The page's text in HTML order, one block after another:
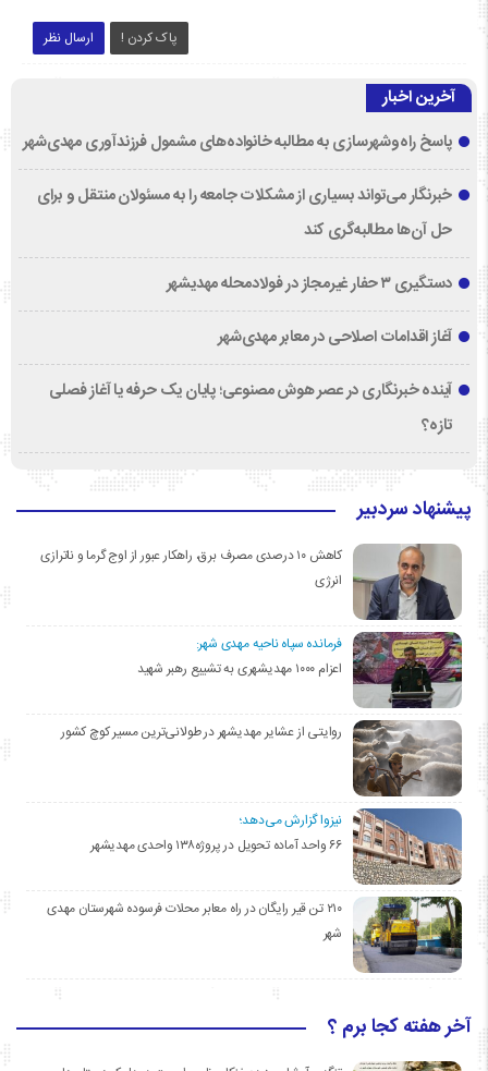
ارسال نظر پاک کردن !
آخرین اخبار
پاسخ راه‌وشهرسازی به مطالبه خانواده‌های مشمول فرزندآوری مهدی‌شهر
خبرنگار می‌تواند بسیاری از مشکلات جامعه را به مسئولان منتقل و برای
حل آن‌ها مطالبه‌گری کند
دستگیری ۳ حفار غیرمجاز در فولادمحله مهدیشهر
آغاز اقدامات اصلاحی در معابر مهدی‌شهر
آینده خبرنگاری در عصر هوش مصنوعی؛ پایان یک حرفه یا آغاز فصلی
تازه؟
پیشنهاد سردبیر
کاهش ۱۰ درصدی مصرف برق، راهکار عبور از اوج گرما و ناترازی
انرژی
فرمانده سپاه ناحیه مهدی شهر:
اعزام ۱۰۰۰ مهدیشهری به تشییع رهبر شهید
روایتی از عشایر مهدیشهر در طولانی‌ترین مسیر کوچ کشور
نیزوا گزارش می‌دهد؛
۶۶ واحد آماده تحویل در پروژه۱۳۸ واحدی مهدیشهر
۲۱۰ تن قیر رایگان در راه معابر محلات فرسوده شهرستان مهدی
شهر
آخر هفته کجا برم ؟